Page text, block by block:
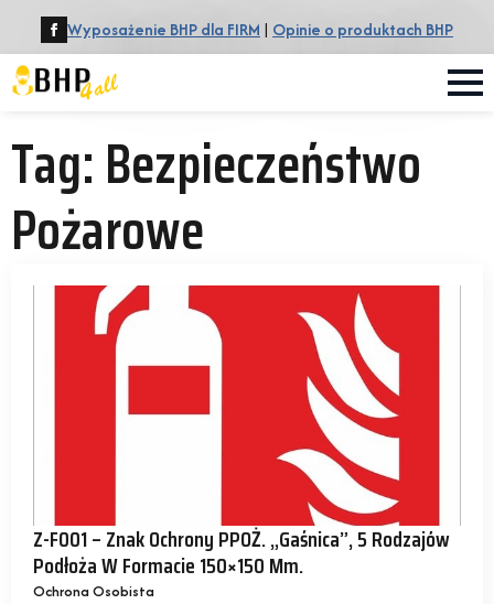
Wyposażenie BHP dla FIRM | Opinie o produktach BHP
Tag:Bezpieczeństwo
Pożarowe
Z-F001 – Znak Ochrony PPOŻ. „Gaśnica”, 5 Rodzajów
Podłoża W Formacie 150×150 Mm.
Ochrona Osobista